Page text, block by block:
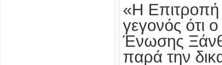
«Η Επιτροπή
γεγονός ότι
Ένωσης
παρά την